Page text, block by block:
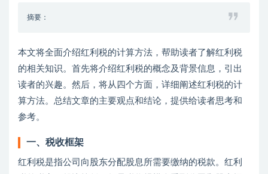
摘要：
本文将全面介绍红利税的计算方法，帮助读者了解红利税
的相关知识。首先将介绍红利税的概念及背景信息，引出
读者的兴趣。然后，将从四个方面，详细阐述红利税的计
算方法。总结文章的主要观点和结论，提供给读者思考和
参考。
一、税收框架
红利税是指公司向股东分配股息所需要缴纳的税款。红利